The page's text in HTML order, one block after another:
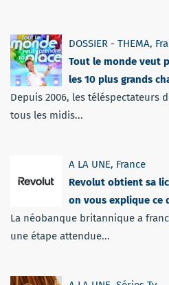
DOSSIER - THEMA,
Tout le monde veut
les 10 plus grands
Depuis 2006, les téléspectateurs
tous les midis...
A LA UNE, France
Revolut obtient sa
on vous explique ce
La néobanque britannique a
une étape attendue...